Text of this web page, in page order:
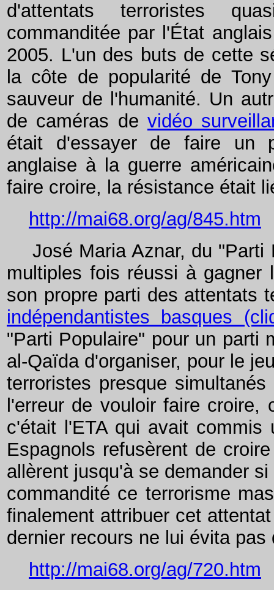
d'attentats terroristes
commanditée par l'État
2005. L'un des buts de cette
la côte de popularité de
sauveur de l'humanité. Un
de caméras de vidéo
était d'essayer de faire un
anglaise à la guerre
faire croire, la résistance était
http://mai68.org/ag/845.htm
José Maria Aznar, du "Parti
multiples fois réussi à gagner
son propre parti des attentats
indépendantistes basques
"Parti Populaire" pour un
al-Qaïda d'organiser, pour le
terroristes presque
l'erreur de vouloir faire
c'était l'ETA qui avait
Espagnols refusèrent de
allèrent jusqu'à se demander
commandité ce terrorisme
finalement attribuer cet
dernier recours ne lui évita
http://mai68.org/ag/720.htm